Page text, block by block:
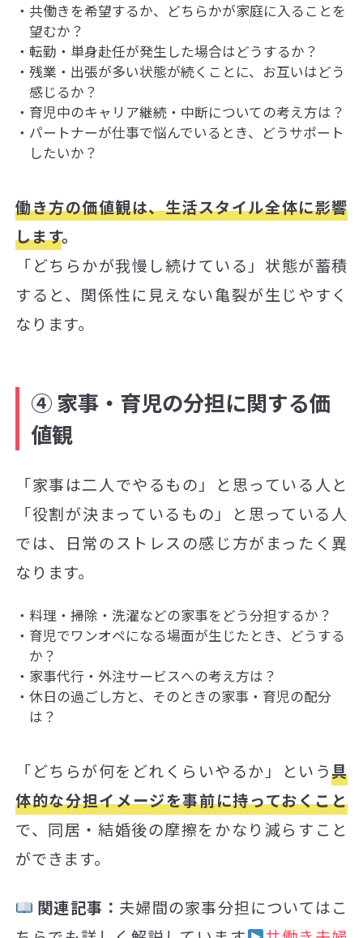
共働きを希望するか、どちらかが家庭に入ることを
望むか？
転勤・単身赴任が発生した場合はどうするか？
残業・出張が多い状態が続くことに、お互いはどう
感じるか？
育児中のキャリア継続・中断についての考え方は？
パートナーが仕事で悩んでいるとき、どうサポート
したいか？
働き方の価値観は、生活スタイル全体に影響
します。
「どちらかが我慢し続けている」状態が蓄積
すると、関係性に見えない亀裂が生じやすく
なります。
④ 家事・育児の分担に関する価
値観
「家事は二人でやるもの」と思っている人と
「役割が決まっているもの」と思っている人
では、日常のストレスの感じ方がまったく異
なります。
料理・掃除・洗濯などの家事をどう分担するか？
育児でワンオペになる場面が生じたとき、どうする
か？
家事代行・外注サービスへの考え方は？
休日の過ごし方と、そのときの家事・育児の配分
は？
「どちらが何をどれくらいやるか」という具
体的な分担イメージを事前に持っておくこと
で、同居・結婚後の摩擦をかなり減らすこと
ができます。
関連記事： 夫婦間の家事分担についてはこ